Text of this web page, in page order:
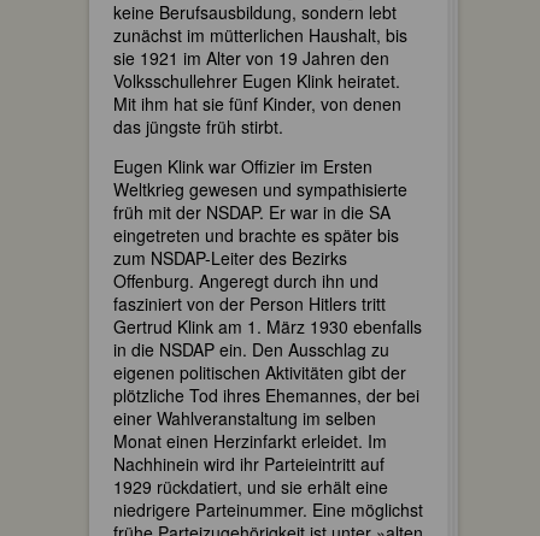
keine Berufsausbildung, sondern lebt
zunächst im mütterlichen Haushalt, bis
sie 1921 im Alter von 19 Jahren den
Volksschullehrer Eugen Klink heiratet.
Mit ihm hat sie fünf Kinder, von denen
das jüngste früh stirbt.
Eugen Klink war Offizier im Ersten
Weltkrieg gewesen und sympathisierte
früh mit der NSDAP. Er war in die SA
eingetreten und brachte es später bis
zum NSDAP-Leiter des Bezirks
Offenburg. Angeregt durch ihn und
fasziniert von der Person Hitlers tritt
Gertrud Klink am 1. März 1930 ebenfalls
in die NSDAP ein. Den Ausschlag zu
eigenen politischen Aktivitäten gibt der
plötzliche Tod ihres Ehemannes, der bei
einer Wahlveranstaltung im selben
Monat einen Herzinfarkt erleidet. Im
Nachhinein wird ihr Parteieintritt auf
1929 rückdatiert, und sie erhält eine
niedrigere Parteinummer. Eine möglichst